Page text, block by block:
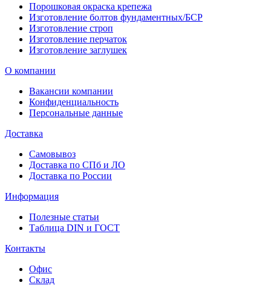
Порошковая окраска крепежа
Изготовление болтов фундаментных/БСР
Изготовление строп
Изготовление перчаток
Изготовление заглушек
О компании
Вакансии компании
Конфиденциальность
Персональные данные
Доставка
Самовывоз
Доставка по СПб и ЛО
Доставка по России
Информация
Полезные статьи
Таблица DIN и ГОСТ
Контакты
Офис
Склад